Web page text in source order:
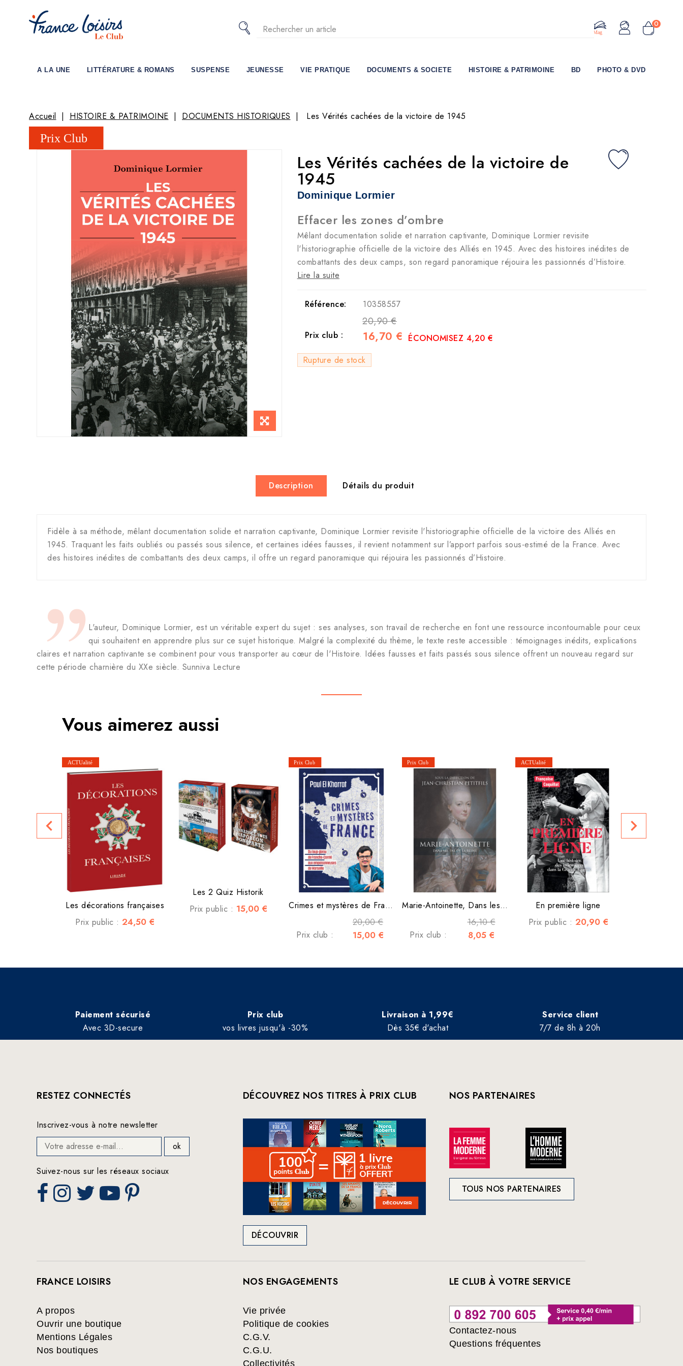
0
Le Mag
A LA UNE LITTÉRATURE & ROMANS SUSPENSE JEUNESSE VIE PRATIQUE DOCUMENTS & SOCIETE HISTOIRE & PATRIMOINE BD PHOTO & DVD
Accueil HISTOIRE & PATRIMOINE DOCUMENTS HISTORIQUES Les Vérités cachées de la victoire de 1945
Les Vérités cachées de la victoire de
1945
Dominique Lormier
Effacer les zones d’ombre
Mêlant documentation solide et narration captivante, Dominique Lormier revisite
l'historiographie officielle de la victoire des Alliés en 1945. Avec des histoires inédites de
combattants des deux camps, son regard panoramique réjouira les passionnés d’Histoire.
Lire la suite
Référence: 10358557
20,90 €
Prix club : 16,70 € ÉCONOMISEZ 4,20 €
Rupture de stock
Description Détails du produit
Fidèle à sa méthode, mêlant documentation solide et narration captivante, Dominique Lormier revisite l'historiographie officielle de la victoire des Alliés en
1945. Traquant les faits oubliés ou passés sous silence, et certaines idées fausses, il revient notamment sur l’apport parfois sous-estimé de la France. Avec
des histoires inédites de combattants des deux camps, il offre un regard panoramique qui réjouira les passionnés d’Histoire.
L'auteur, Dominique Lormier, est un véritable expert du sujet : ses analyses, son travail de recherche en font une ressource incontournable pour ceux
qui souhaitent en apprendre plus sur ce sujet historique. Malgré la complexité du thème, le texte reste accessible : témoignages inédits, explications
claires et narration captivante se combinent pour vous transporter au cœur de l'Histoire. Idées fausses et faits passés sous silence offrent un nouveau regard sur
cette période charnière du XXe siècle. Sunniva Lecture
Vous aimerez aussi
Les décorations françaises
Prix public : 24,50 €
Les 2 Quiz Historik
Prix public : 15,00 € Crimes et mystères de France
20,00 €
Prix club : 15,00 €
Marie-Antoinette, Dans les...
16,10 €
Prix club : 8,05 €
En première ligne
Prix public : 20,90 €
Prix club :
navigate_before navigate_next
Paiement sécurisé
Avec 3D-secure
Prix club
vos livres jusqu'à -30%
Livraison à 1,99€
Dès 35€ d'achat
Service client
7/7 de 8h à 20h
RESTEZ CONNECTÉS
Inscrivez-vous à notre newsletter
Suivez-nous sur les réseaux sociaux
DÉCOUVREZ NOS TITRES À PRIX CLUB
DÉCOUVRIR
NOS PARTENAIRES
TOUS NOS PARTENAIRES
FRANCE LOISIRS
A propos
Ouvrir une boutique
Mentions Légales
Nos boutiques
NOS ENGAGEMENTS
Vie privée
Politique de cookies
C.G.V.
C.G.U.
Collectivités
LE CLUB À VOTRE SERVICE
Contactez-nous
Questions fréquentes